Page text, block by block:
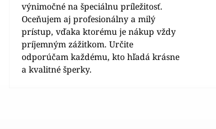
výnimočné na špeciálnu príležitosť.
Oceňujem aj profesionálny a milý
prístup, vďaka ktorému je nákup vždy
príjemným zážitkom. Určite
odporúčam každému, kto hľadá krásne
a kvalitné šperky.